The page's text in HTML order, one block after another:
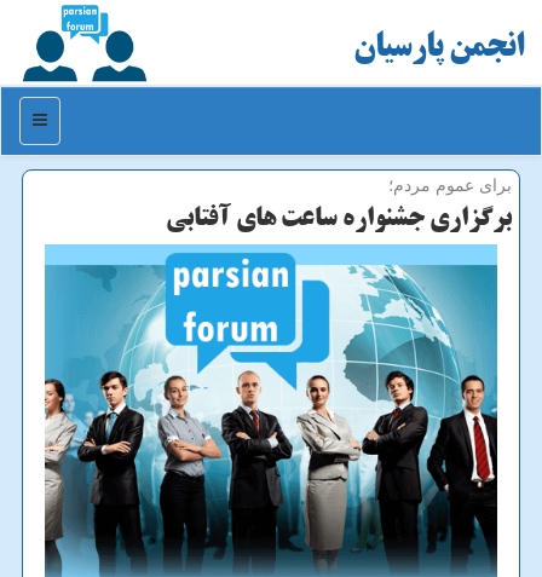
انجمن پارسیان
منو
برای عموم مردم؛
برگزاری جشنواره ساعت های آفتابی